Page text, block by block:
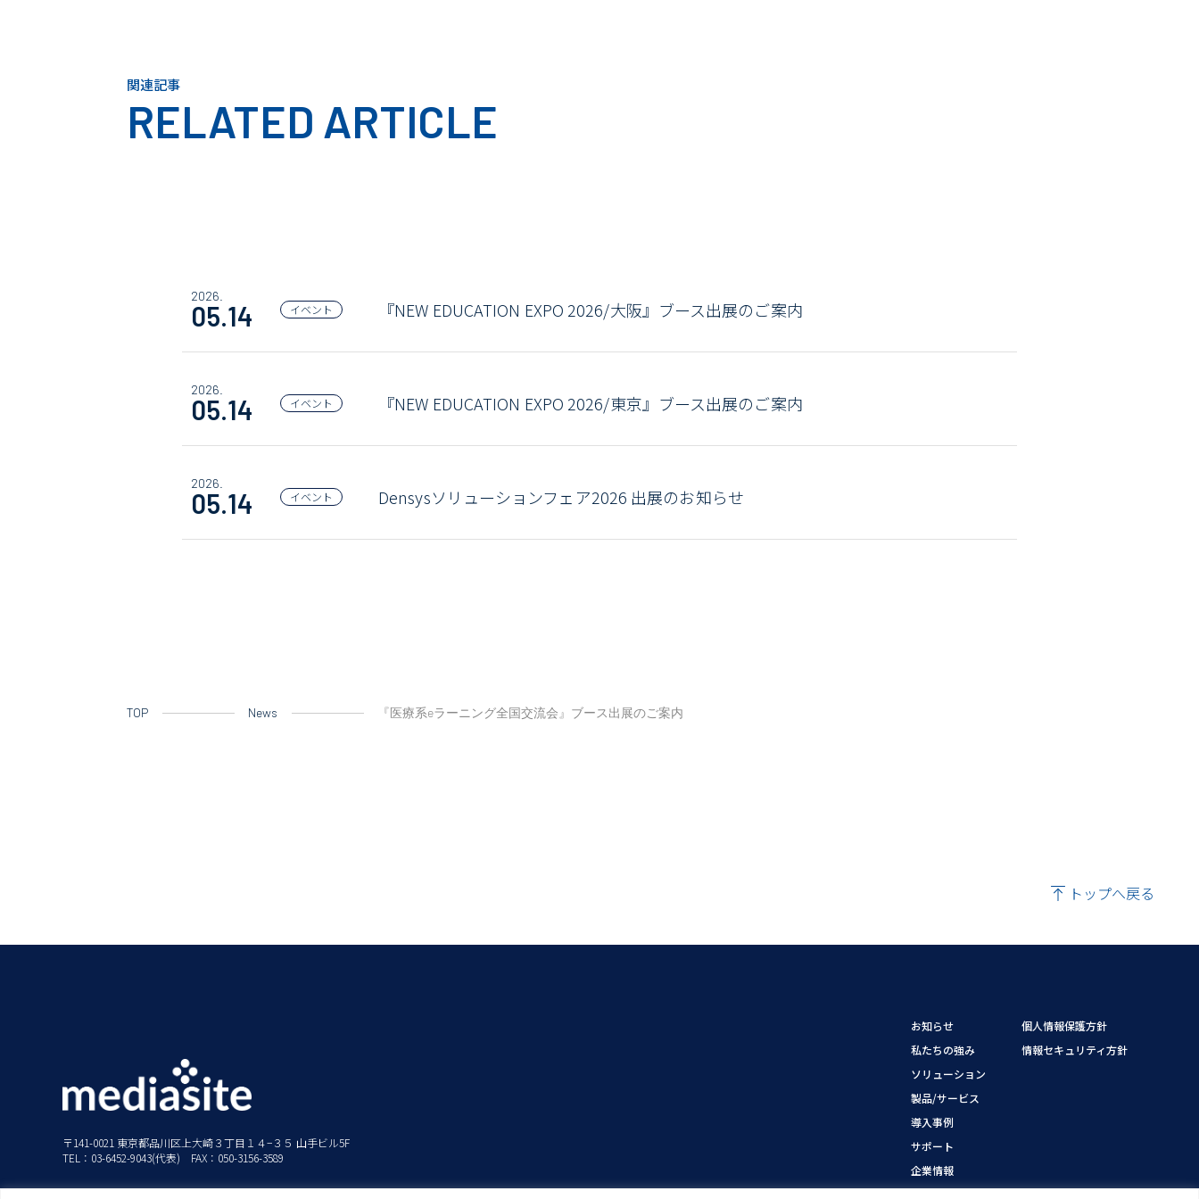
関連記事
RELATED ARTICLE
2026.
05.14 イベント 『NEW EDUCATION EXPO 2026/大阪』ブース出展のご案内
2026.
05.14 イベント 『NEW EDUCATION EXPO 2026/東京』ブース出展のご案内
2026.
05.14 イベント Densysソリューションフェア2026 出展のお知らせ
TOP News 『医療系eラーニング全国交流会』ブース出展のご案内
トップへ戻る
〒141-0021 東京都品川区上大崎３丁目１４−３５ 山手ビル5F
TEL：03-6452-9043(代表) FAX：050-3156-3589
お知らせ
私たちの強み
ソリューション
製品/サービス
導入事例
サポート
企業情報
個人情報保護方針
情報セキュリティ方針